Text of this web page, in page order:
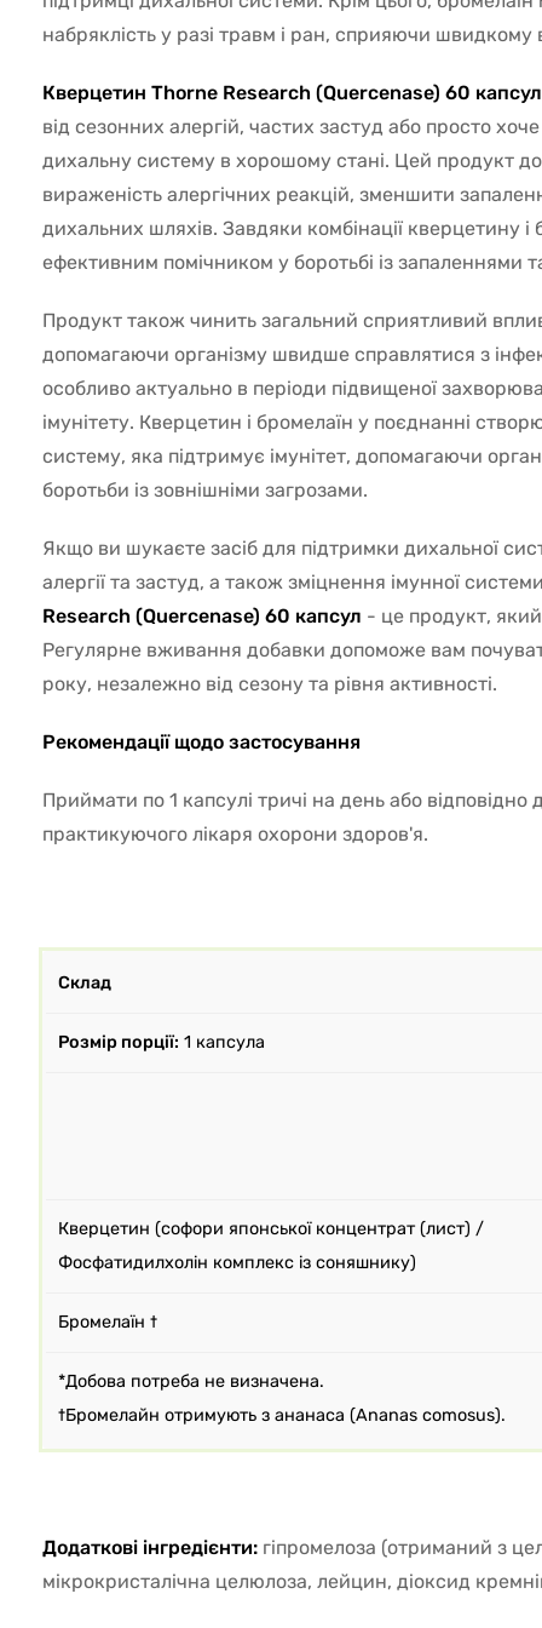
набряклість у разі травм і ран, сприяючи швидкому
Кверцетин Thorne Research (Quercenase) 60
від сезонних алергій, частих застуд або просто
дихальну систему в хорошому стані. Цей продукт
вираженість алергічних реакцій, зменшити
дихальних шляхів. Завдяки комбінації кверцетину і
ефективним помічником у боротьбі із запаленнями
Продукт також чинить загальний сприятливий
допомагаючи організму швидше справлятися з
особливо актуально в періоди підвищеної
імунітету. Кверцетин і бромелаїн у поєднанні
систему, яка підтримує імунітет, допомагаючи
боротьби із зовнішніми загрозами.
Якщо ви шукаєте засіб для підтримки дихальної
алергії та застуд, а також зміцнення імунної
Research (Quercenase) 60 капсул - це продукт,
Регулярне вживання добавки допоможе вам
року, незалежно від сезону та рівня активності.
Рекомендації щодо застосування
Приймати по 1 капсулі тричі на день або
практикуючого лікаря охорони здоров'я.
Склад
Розмір порції: 1 капсула
Кверцетин (софори японської концентрат (лист) /
Фосфатидилхолін комплекс із соняшнику)
Бромелаїн †
*Добова потреба не визначена.
†Бромелайн отримують з ананаса (Ananas comosus).
Додаткові інгредієнти: гіпромелоза (отриманий з
мікрокристалічна целюлоза, лейцин, діоксид